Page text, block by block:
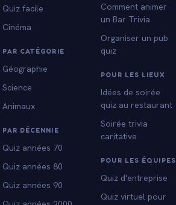
Quiz facile
Cinéma
PAR CATÉGORIE
Géographie
Science
Animaux
PAR DÉCENNIE
Quiz années 70
Quiz années 80
Quiz années 90
Comment animer
un Bar Trivia
Organiser un pub
quiz
POUR LES LIEUX
Idées de soirée
quiz au restaurant
Soirée trivia
caritative
POUR LES ÉQUIPES
Quiz d'entreprise
Quiz virtuel pour